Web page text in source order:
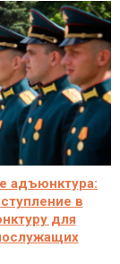
адъюнктура:
в
для